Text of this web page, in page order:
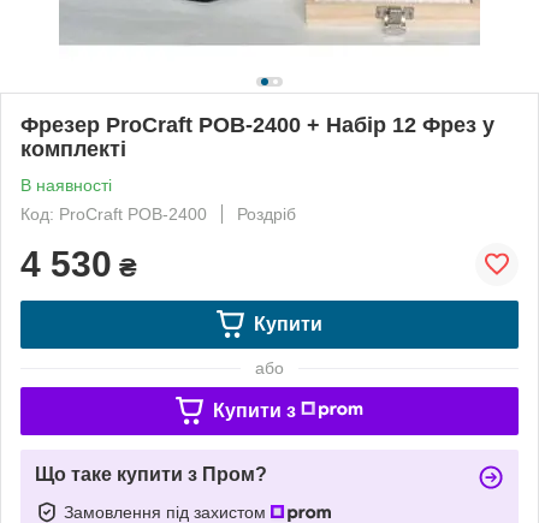
Фрезер ProCraft POB-2400 + Набір 12 Фрез у
комплекті
В наявності
Код: ProCraft POB-2400
Роздріб
4 530 ₴
Купити
або
Купити з
Що таке купити з Пром?
Замовлення під захистом